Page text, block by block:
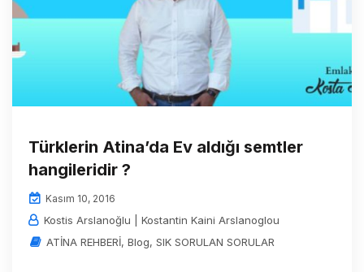
Türklerin Atina’da Ev aldığı semtler
hangileridir ?
Kasım 10, 2016
Kostis Arslanoğlu | Kostantin Kaini Arslanoglou
ATİNA REHBERİ, Blog, SIK SORULAN SORULAR